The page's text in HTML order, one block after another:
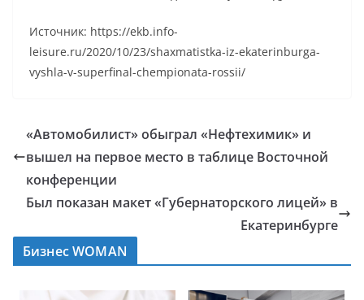
Источник: https://ekb.info-
leisure.ru/2020/10/23/shaxmatistka-iz-ekaterinburga-
vyshla-v-superfinal-chempionata-rossii/
«Автомобилист» обыграл «Нефтехимик» и
вышел на первое место в таблице Восточной
конференции
Был показан макет «Губернаторского лицей» в
Екатеринбурге
Бизнес WOMAN